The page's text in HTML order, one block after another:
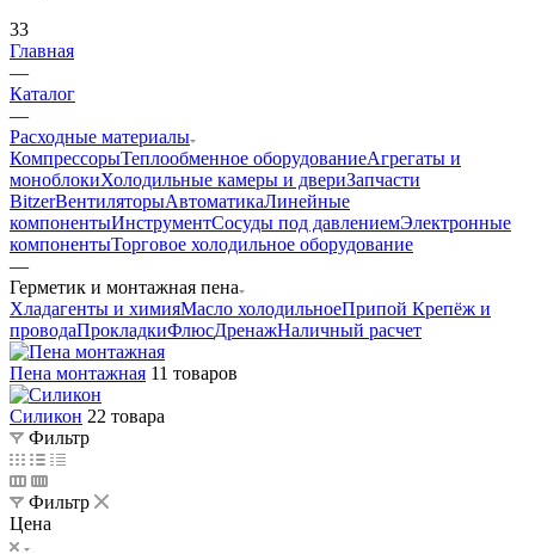
33
Главная
—
Каталог
—
Расходные материалы
КомпрессорыТеплообменное оборудованиеАгрегаты и
моноблокиХолодильные камеры и двериЗапчасти
BitzerВентиляторыАвтоматикаЛинейные
компонентыИнструментСосуды под давлениемЭлектронные
компонентыТорговое холодильное оборудование
—
Герметик и монтажная пена
Хладагенты и химияМасло холодильноеПрипой Крепёж и
проводаПрокладкиФлюсДренажНаличный расчет
Пена монтажная 11 товаров
Силикон 22 товара
Фильтр
Фильтр
Цена